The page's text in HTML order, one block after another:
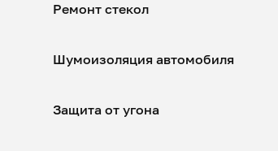
Ремонт стекол
Шумоизоляция автомобиля
Защита от угона